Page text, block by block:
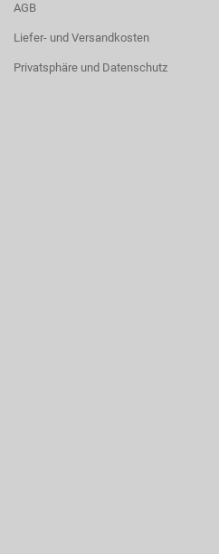
AGB
Liefer- und Versandkosten
Privatsphäre und Datenschutz